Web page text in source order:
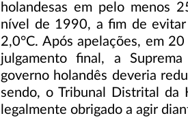
holandesas em pelo menos
nível de 1990, a fim de
2,0°C. Após apelações, em
julgamento final, a
governo holandês deveria
sendo, o Tribunal Distrital da
legalmente obrigado a agir